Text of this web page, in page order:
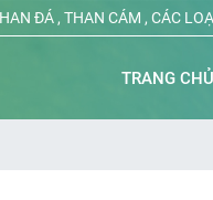
ĐÁ , THAN CÁM , CÁC
TRANG CHỦ